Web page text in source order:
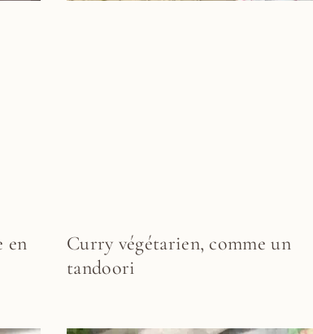
en
Curry végétarien, comme un
tandoori